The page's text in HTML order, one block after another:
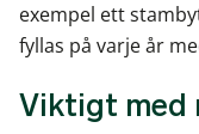
exempel ett
fyllas på varje år
Viktigt med